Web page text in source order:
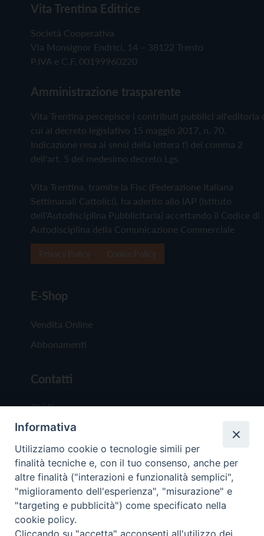
Vita Trentina Editrice
Società Cooperativa
Via Monsignor Endrici, 14 – 38122 Trento
P.IVA e C.F. 00199960220
Amministrazione trasparente
Vita Trentina percepisce i contributi pubblici all'editoria
cui al decreto legislativo 15 maggio 2017, n. 70.
Indicazione resa ai sensi della lettera f) del comma 2
dell'art. 5 del medesimo decreto Lgs.
Vita Trentina, tramite la Fisc (Federazione Italiana
Settimanali Cattolici), ha aderito allo IAP (Istituto
dell'Autodisciplina Pubblicitaria) accettando il Codice di
Autodisciplina della Comunicazione Commerciale
E-Shop
Vendita Online
Abbonamenti
Contatti
Chi Siamo
Redazione
Scrivici
Copyright © 2019 - Tutti i diritti riservati - Vita
Informativa
Utilizziamo cookie o tecnologie simili per
finalità tecniche e, con il tuo consenso, anche per
altre finalità ("interazioni e funzionalità semplici",
"miglioramento dell'esperienza", "misurazione" e
"targeting e pubblicità") come specificato nella
cookie policy.